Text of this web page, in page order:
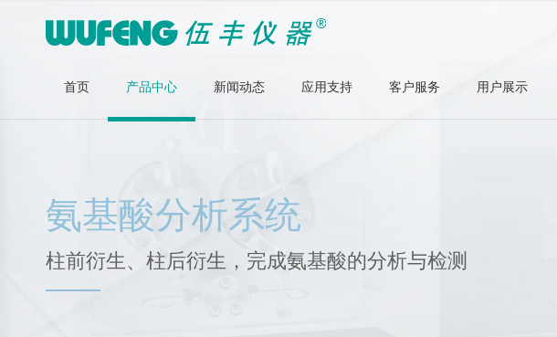
首页 产品中心 新闻动态 应用支持 客户服务 用户展示
氨基酸分析系统
柱前衍生、柱后衍生，完成氨基酸的分析与检测